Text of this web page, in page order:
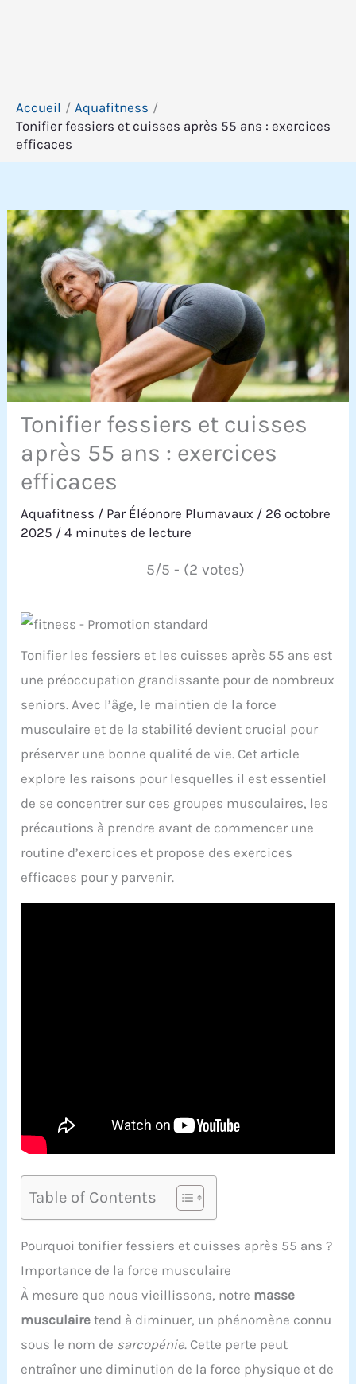
Accueil
Aquafitness
Tonifier fessiers et cuisses après 55 ans : exercices
efficaces
Tonifier fessiers et cuisses
après 55 ans : exercices
efficaces
Aquafitness / Par Éléonore Plumavaux / 26 octobre
2025 /4 minutes de lecture
5/5 - (2 votes)
Tonifier les fessiers et les cuisses après 55 ans est
une préoccupation grandissante pour de nombreux
seniors. Avec l’âge, le maintien de la force
musculaire et de la stabilité devient crucial pour
préserver une bonne qualité de vie. Cet article
explore les raisons pour lesquelles il est essentiel
de se concentrer sur ces groupes musculaires, les
précautions à prendre avant de commencer une
routine d’exercices et propose des exercices
efficaces pour y parvenir.
Table of Contents
Pourquoi tonifier fessiers et cuisses après 55 ans ?
Importance de la force musculaire
À mesure que nous vieillissons, notre masse
musculaire tend à diminuer, un phénomène connu
sous le nom de sarcopénie. Cette perte peut
entraîner une diminution de la force physique et de